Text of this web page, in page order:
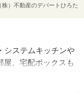
）不動産のデパートひろた
ステムキッチンや
屋。宅配ボックスも
レール片野駅も徒
す。・バイク置